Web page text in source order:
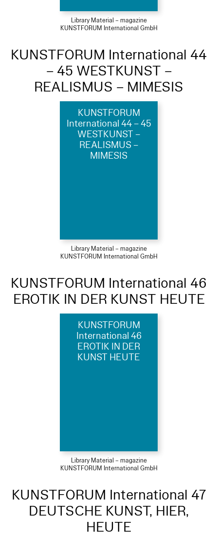
Library Material – magazine
KUNSTFORUM International GmbH
KUNSTFORUM International 44
– 45 WESTKUNST –
REALISMUS – MIMESIS
KUNSTFORUM
International 44 – 45
WESTKUNST –
REALISMUS –
MIMESIS
Library Material – magazine
KUNSTFORUM International GmbH
KUNSTFORUM International 46
EROTIK IN DER KUNST HEUTE
KUNSTFORUM
International 46
EROTIK IN DER
KUNST HEUTE
Library Material – magazine
KUNSTFORUM International GmbH
KUNSTFORUM International 47
DEUTSCHE KUNST, HIER,
HEUTE